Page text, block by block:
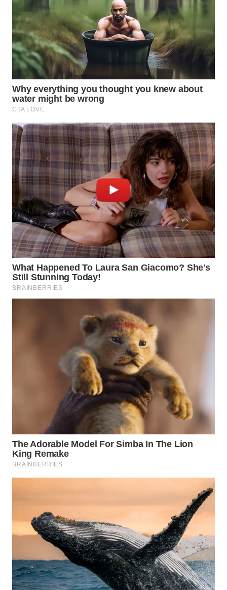
KEPULAUAN
SERIBU
WN
TANGERANG
WN
BINJAI
CIREBON
WN
INDRAMAYU
WN
KUNINGAN
WN
MAJALENGKA
WN
SUBANG
PURWAKARTA
SEMARANG
WN
SOLO
BOROBUDUR
WN